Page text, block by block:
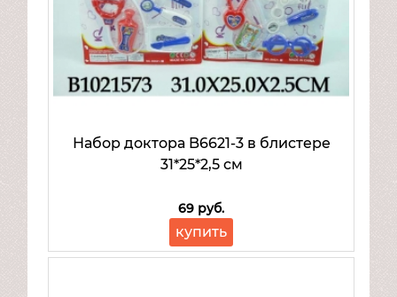
Набор доктора B6621-3 в блистере
31*25*2,5 см
69 руб.
купить